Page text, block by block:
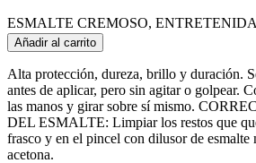
ESMALTE CREMOSO, ENTRETENIDA
Añadir al carrito
Alta protección, dureza, brillo y duración.
antes de aplicar, pero sin agitar o golpear.
las manos y girar sobre sí mismo.
DEL ESMALTE: Limpiar los restos que
frasco y en el pincel con dilusor de esmalte
acetona.